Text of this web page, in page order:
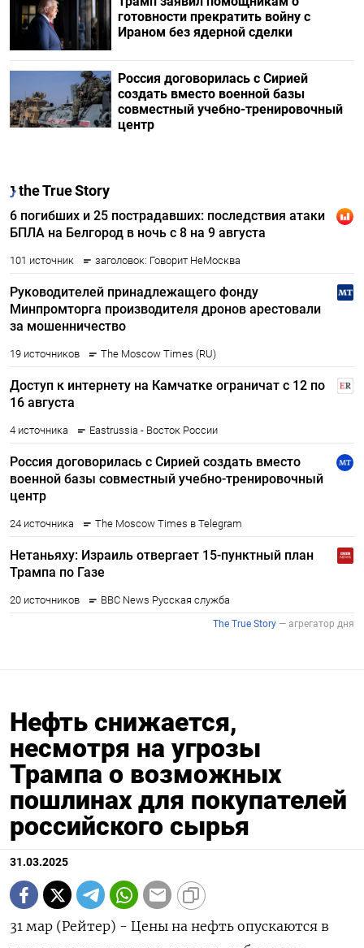
готовности прекратить войну с
Ираном без ядерной сделки
Россия договорилась с Сирией
создать вместо военной базы
совместный учебно-тренировочный
центр
Нефть снижается,
несмотря на угрозы
Трампа о возможных
пошлинах для покупателей
российского сырья
31.03.2025
31 мар (Рейтер) - Цены на нефть опускаются в